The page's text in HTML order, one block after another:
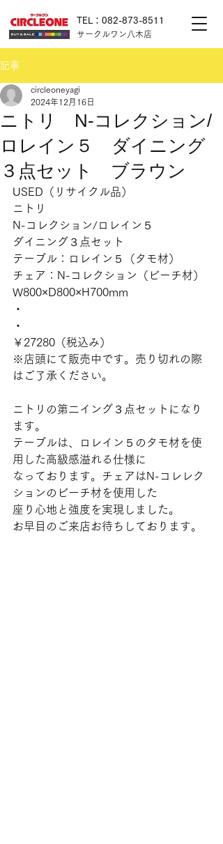
サークルワン八木店
TEL：082-873-8511
記事
ニトリ N-コレクション/
ロレイン５ ダイニング
３点セット ブラウン
circleoneyagi
2024年12月16日
USED（リサイクル品）
ニトリ
N-コレクション/ロレイン５
ダイニング３点セット
テーブル：ロレイン５（タモ材）
チェア：N-コレクション（ビーチ材）
W800×D800×H700mm
・
・
￥27280（税込み）
※店頭にて販売中です。売り切れの際
はご了承ください。
ニトリの第二イング３点セットになり
ます。
テーブルは、ロレイン５のタモ材を使
用した高級感溢れる仕様に
なっております。チェアはN-コレレク
ションのビーチ材を使用した
座り心地と強度を実現しました。
お早目のご来店お待ちしております。